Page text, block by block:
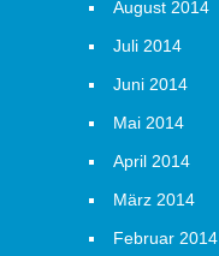
August 2014
Juli 2014
Juni 2014
Mai 2014
April 2014
März 2014
Februar 2014